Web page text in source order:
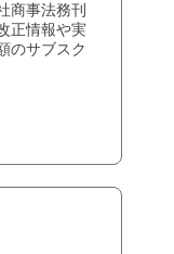
商事法務刊
正情報や実
のサブスク